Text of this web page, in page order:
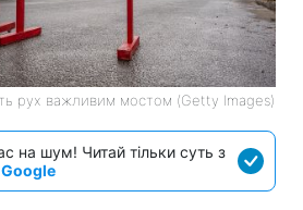
рух важливим мостом (Getty Images)
на шум! Читай тільки суть з